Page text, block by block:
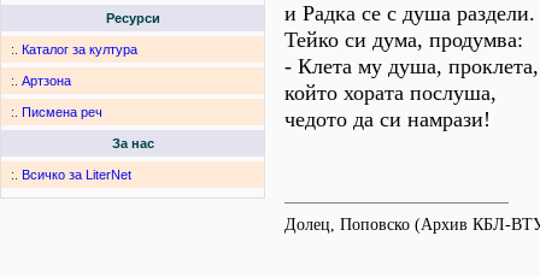
Ресурси
:. Каталог за култура
:. Артзона
:. Писмена реч
За нас
:. Всичко за LiterNet
и Радка се с душа раздели.
Тейко си дума, продумва:
- Клета му душа, проклета,
който хората послуша,
чедото да си намрази!
Долец, Поповско (Архив КБЛ-